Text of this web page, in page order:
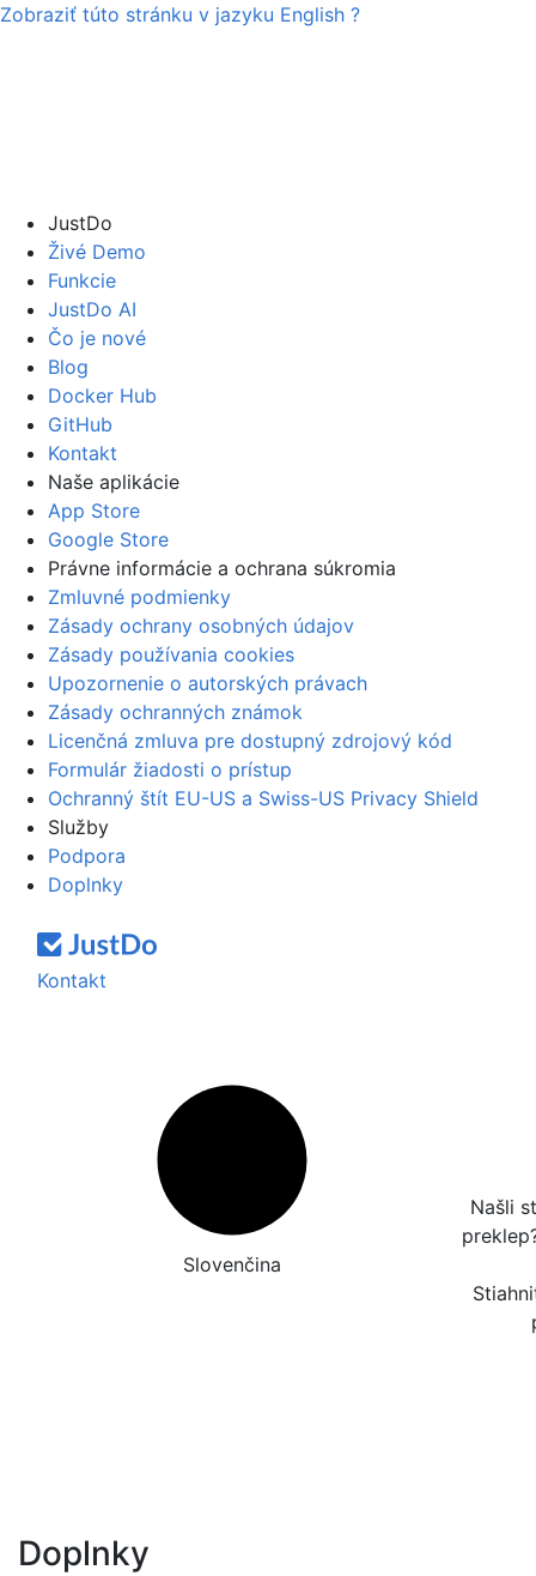
Zobraziť túto stránku v jazyku English ?
JustDo
Živé Demo
Funkcie
JustDo AI
Čo je nové
Blog
Docker Hub
GitHub
Kontakt
Naše aplikácie
App Store
Google Store
Právne informácie a ochrana súkromia
Zmluvné podmienky
Zásady ochrany osobných údajov
Zásady používania cookies
Upozornenie o autorských právach
Zásady ochranných známok
Licenčná zmluva pre dostupný zdrojový kód
Formulár žiadosti o prístup
Ochranný štít EU-US a Swiss-US Privacy Shield
Služby
Podpora
Doplnky
Kontakt
Slovenčina
Našli
Doplnky